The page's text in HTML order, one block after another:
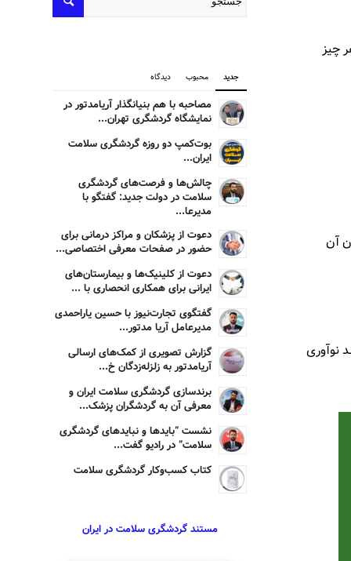
چیز
آن
نوآوری
جدید محبوب دیدگاه
مصاحبه با هم بنیانگذار آریامدتور در
نمایشگاه گردشگری تهران...
بوت‌کمپ دو روزه گردشگری سلامت
ایران...
چالش‌ها و فرصت‌های گردشگری
سلامت در دولت جدید: گفتگو با
مدیرعا...
دعوت از پزشکان و مراکز درمانی برای
حضور در صفحات معرفی اختصاصی...
دعوت از کلینیک‌ها و بیمارستان‌های
ایرانی برای همکاری انحصاری با ...
گفتگوی تجارت‌نیوز با حسین یاراحمدی
مدیرعامل آریا مدتور...
گزارش تصویری از کمک‌های ارسالی
آریامدتور به زلزله‌زدگان خ...
برندسازی گردشگری سلامت ایران و
معرفی آن به گردشگران پزشک...
نشست “بایدها و نبایدهای گردشگری
سلامت” در رادیو گفت...
کتاب کسب‌وکار گردشگری سلامت
مستند گردشگری سلامت در ایران